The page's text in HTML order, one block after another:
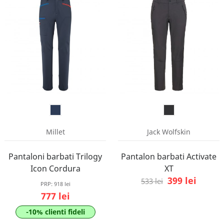
Millet
Pantaloni barbati Trilogy
Icon Cordura
PRP: 918 lei
777 lei
-10% clienti fideli
Jack Wolfskin
Pantalon barbati Activate
XT
533 lei 399 lei